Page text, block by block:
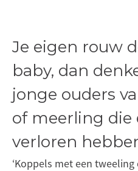
Je eigen rouw
baby, dan
jonge ouders
of meerling die
verloren
‘Koppels met een